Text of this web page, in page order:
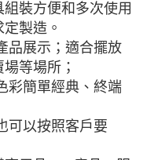
裝方便和多次使用
製造。
品展示；適合擺放
等場所；
彩簡單經典、終端
可以按照客戶要